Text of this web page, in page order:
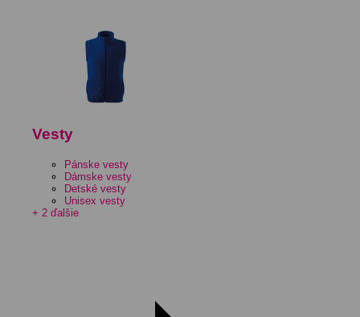
Vesty
Pánske vesty
Dámske vesty
Detské vesty
Unisex vesty
+ 2 ďalšie